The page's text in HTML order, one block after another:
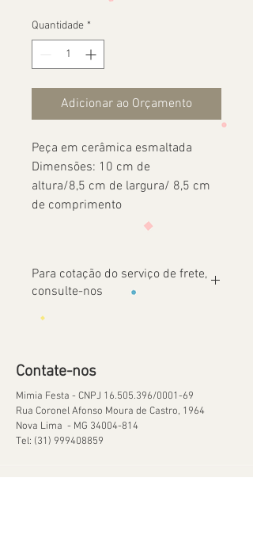
Quantidade *
Adicionar ao Orçamento
Peça em cerâmica esmaltada
Dimensões: 10 cm de
altura/8,5 cm de largura/ 8,5 cm
de comprimento
Para cotação do serviço de frete,
consulte-nos
Contate-nos
Mimia Festa - CNPJ 16.505.396/0001-69
Rua Coronel Afonso Moura de Castro, 1964
Nova Lima - MG 34004-814
Tel: (31) 999408859